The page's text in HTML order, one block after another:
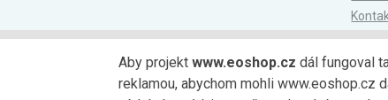
Aby projektwww.eoshop.cz dál fungoval
reklamou, abychom mohli www.eoshop.cz